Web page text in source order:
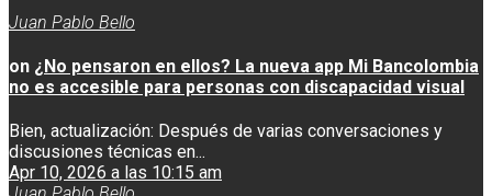
Juan Pablo Bello
on ¿No pensaron en ellos? La nueva app Mi Bancolombia
no es accesible para personas con discapacidad visual
Bien, actualización: Después de varias conversaciones y
discusiones técnicas en...
Apr 10, 2026 a las 10:15 am